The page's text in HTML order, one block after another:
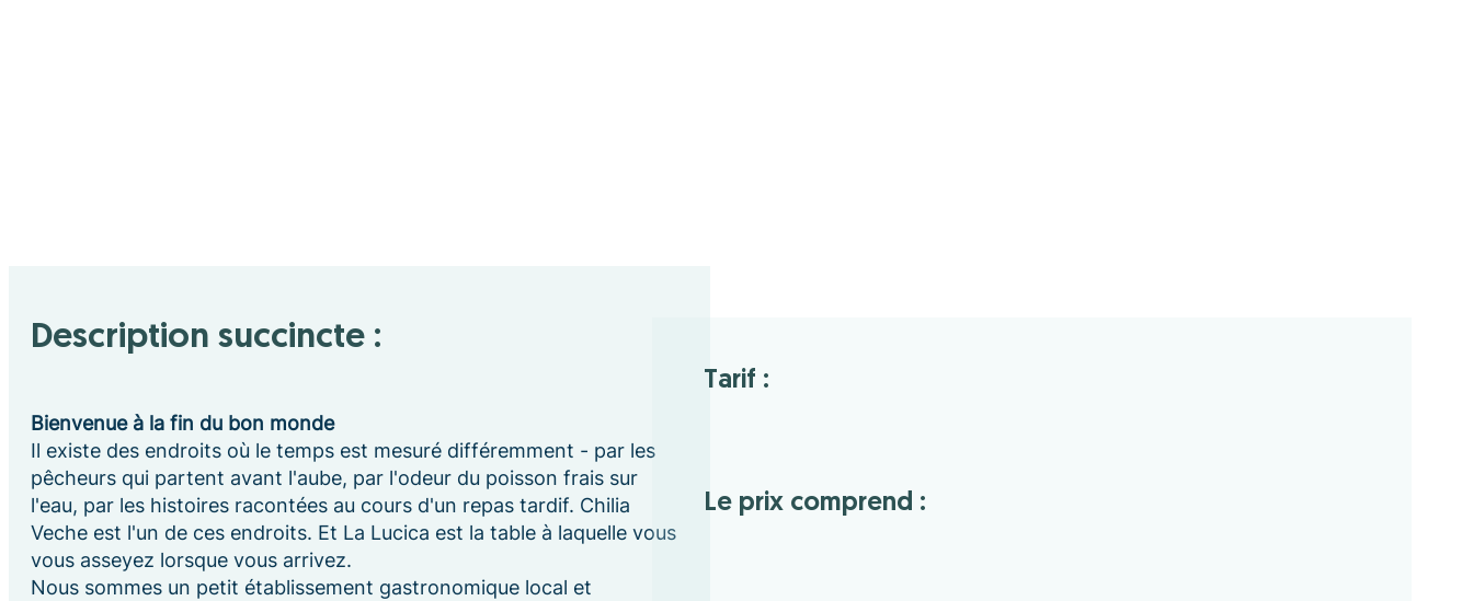
Tarif :
Le prix comprend :
Description succincte :
Bienvenue à la fin du bon monde
Il existe des endroits où le temps est mesuré différemment - par les
pêcheurs qui partent avant l'aube, par l'odeur du poisson frais sur
l'eau, par les histoires racontées au cours d'un repas tardif. Chilia
Veche est l'un de ces endroits. Et La Lucica est la table à laquelle vous
vous asseyez lorsque vous arrivez.
Nous sommes un petit établissement gastronomique local et